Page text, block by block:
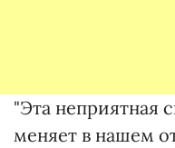
"Эта неприятная
меняет в нашем